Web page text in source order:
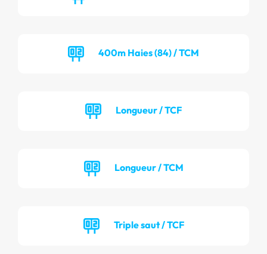
400m Haies (84) / TCM
Longueur / TCF
Longueur / TCM
Triple saut / TCF